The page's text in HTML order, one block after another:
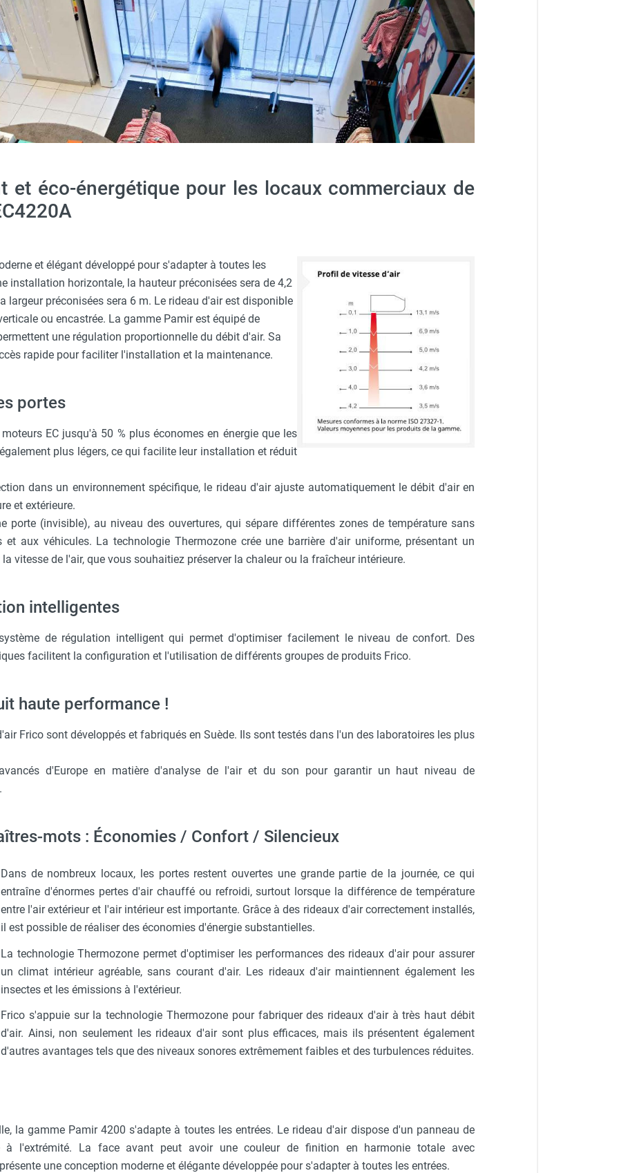
et éco-énergétique pour les locaux commerciaux de
et élégant développé pour s'adapter à toutes les
installation horizontale, la hauteur préconisées sera de 4,2
largeur préconisées sera 6 m. Le rideau d'air est disponible
ou encastrée. La gamme Pamir est équipé de
une régulation proportionnelle du débit d'air. Sa
rapide pour faciliter l'installation et la maintenance.
portes
EC jusqu'à 50 % plus économes en énergie que les
plus légers, ce qui facilite leur installation et réduit
dans un environnement spécifique, le rideau d'air ajuste automatiquement le débit d'air en
et extérieure.
porte (invisible), au niveau des ouvertures, qui sépare différentes zones de température sans
et aux véhicules. La technologie Thermozone crée une barrière d'air uniforme, présentant un
vitesse de l'air, que vous souhaitiez préserver la chaleur ou la fraîcheur intérieure.
intelligentes
de régulation intelligent qui permet d'optimiser facilement le niveau de confort. Des
facilitent la configuration et l'utilisation de différents groupes de produits Frico.
haute performance !
Frico sont développés et fabriqués en Suède. Ils sont testés dans l'un des laboratoires les plus
d'Europe en matière d'analyse de l'air et du son pour garantir un haut niveau de
mots : Économies / Confort / Silencieux
Dans de nombreux locaux, les portes restent ouvertes une grande partie de la journée, ce qui
entraîne d'énormes pertes d'air chauffé ou refroidi, surtout lorsque la différence de température
entre l'air extérieur et l'air intérieur est importante. Grâce à des rideaux d'air correctement installés,
il est possible de réaliser des économies d'énergie substantielles.
La technologie Thermozone permet d'optimiser les performances des rideaux d'air pour assurer
un climat intérieur agréable, sans courant d'air. Les rideaux d'air maintiennent également les
insectes et les émissions à l'extérieur.
Frico s'appuie sur la technologie Thermozone pour fabriquer des rideaux d'air à très haut débit
d'air. Ainsi, non seulement les rideaux d'air sont plus efficaces, mais ils présentent également
d'autres avantages tels que des niveaux sonores extrêmement faibles et des turbulences réduites.
la gamme Pamir 4200 s'adapte à toutes les entrées. Le rideau d'air dispose d'un panneau de
à l'extrémité. La face avant peut avoir une couleur de finition en harmonie totale avec
une conception moderne et élégante développée pour s'adapter à toutes les entrées.